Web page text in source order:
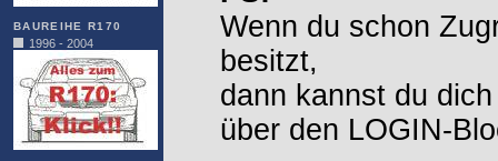
BAUREIHE R170
1996 - 2004
Wenn du schon
besitzt,
dann kannst du
über den LOGIN-